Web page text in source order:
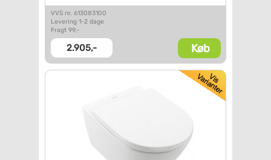
VVS nr. 613083100
Levering 1-2 dage
Fragt 99,-
2.905,- Køb